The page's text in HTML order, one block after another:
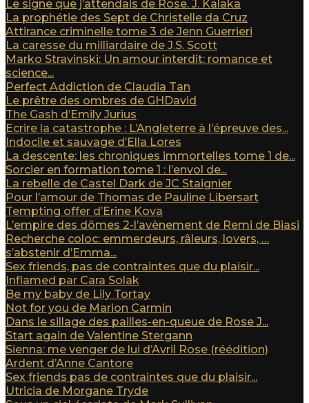
Le signe que j’attendais de Rose. J. Kalaka
La prophétie des Sept de Christelle da Cruz
Attirance criminelle tome 3 de Jenn Guerrieri
La caresse du milliardaire de J.S. Scott
Marko Stravinski: Un amour interdit: romance et
science...
Perfect Addiction de Claudia Tan
Le prêtre des ombres de GHDavid
The Gash d’Emily Jurius
Ecrire la catastrophe : L’Angleterre à l’épreuve des...
Indocile et sauvage d’Ella Lores
La descente: les chroniques immortelles tome 1 de...
Sorcier en formation tome 1 : l’envol de...
La rebelle de Castel Dark de JC Staignier
Pour l’amour de Thomas de Pauline Libersart
Tempting offer d’Erine Kova
L’empire des dômes 2-l’avènement de Remi de Biasi
Recherche coloc: emmerdeurs, râleurs, lovers, …
s’abstenir d’Emma...
Sex friends, pas de contraintes que du plaisir...
Inflamed par Cara Solak
Be my baby de Lily Tortay
Not for you de Marion Carmin
Dans le sillage des pailles-en-queue de Rose J...
Start again de Valentine Stergann
Sienna: me venger de lui d’Avril Rose (réédition)
Ardent d’Anne Cantore
Sex friends pas de contraintes que du plaisir...
Utricia de Morgane Tryde